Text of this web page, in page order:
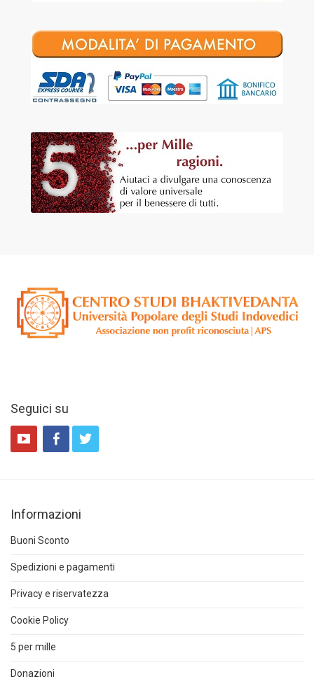
Seguici su
Informazioni
Buoni Sconto
Spedizioni e pagamenti
Privacy e riservatezza
Cookie Policy
5 per mille
Donazioni